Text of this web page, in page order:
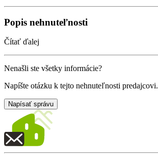
Popis nehnuteľnosti
Čítať ďalej
Nenašli ste všetky informácie?
Napíšte otázku k tejto nehnuteľnosti predajcovi.
Napísať správu